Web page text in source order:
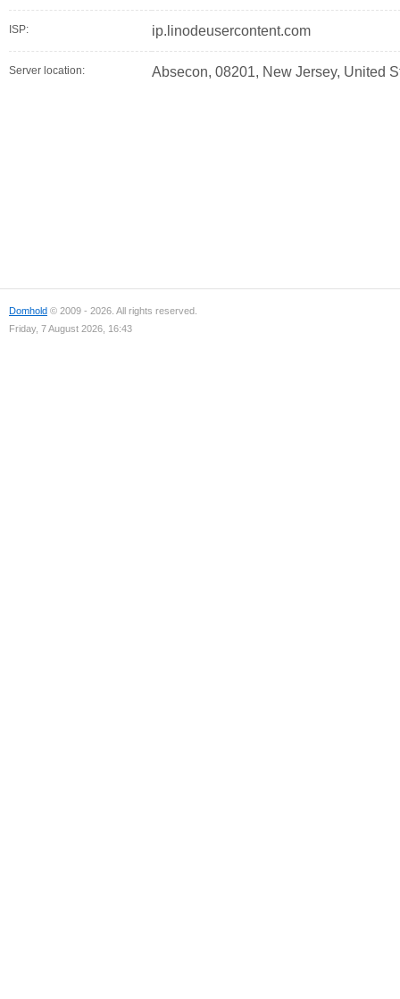
ISP: ip.linodeusercontent.com
Server location: Absecon, 08201, New Jersey, United
Domhold © 2009 - 2026. All rights reserved.
Friday, 7 August 2026, 16:43